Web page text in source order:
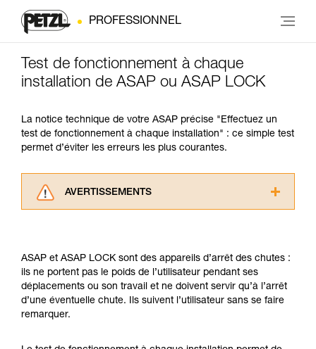
PROFESSIONNEL
Test de fonctionnement à chaque
installation de ASAP ou ASAP LOCK
La notice technique de votre ASAP précise "Effectuez un
test de fonctionnement à chaque installation" : ce simple test
permet d’éviter les erreurs les plus courantes.
AVERTISSEMENTS
informations de la notice technique pour
pouvoir comprendre ce complément
d’informations.
Maîtriser ces techniques nécessite une
formation et un entraînement spécifique. Validez
la manipulation, seul, en toute sécurité, avant
ASAP et ASAP LOCK sont des appareils d’arrêt des chutes :
ils ne portent pas le poids de l’utilisateur pendant ses
déplacements ou son travail et ne doivent servir qu’à l’arrêt
d’une éventuelle chute. Ils suivent l’utilisateur sans se faire
remarquer.